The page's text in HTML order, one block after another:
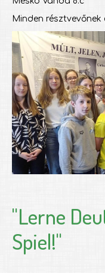
Minden
"Lerne
Spiel!"